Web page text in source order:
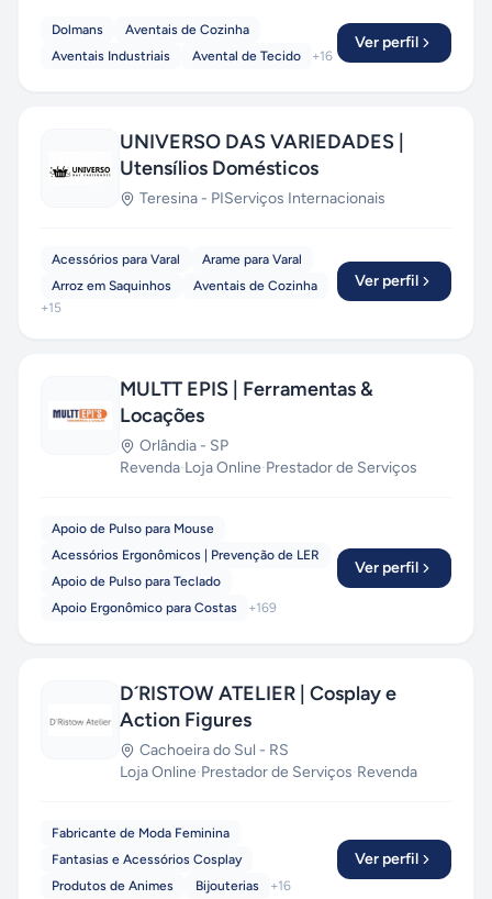
Dolmans
Aventais de Cozinha
Aventais Industriais
Avental de Tecido +16
Ver perfil
UNIVERSO DAS VARIEDADES |
Utensílios Domésticos
Teresina - PIServiços Internacionais
Acessórios para Varal
Arame para Varal
Arroz em Saquinhos
Aventais de Cozinha
+15
Ver perfil
MULTT EPIS | Ferramentas &
Locações
Orlândia - SP
Revenda·Loja Online·Prestador de Serviços
Apoio de Pulso para Mouse
Acessórios Ergonômicos | Prevenção de LER
Apoio de Pulso para Teclado
Apoio Ergonômico para Costas
+169
Ver perfil
D´RISTOW ATELIER | Cosplay e
Action Figures
Cachoeira do Sul - RS
Loja Online·Prestador de Serviços·Revenda
Fabricante de Moda Feminina
Fantasias e Acessórios Cosplay
Produtos de Animes
Bijouterias +16
Ver perfil